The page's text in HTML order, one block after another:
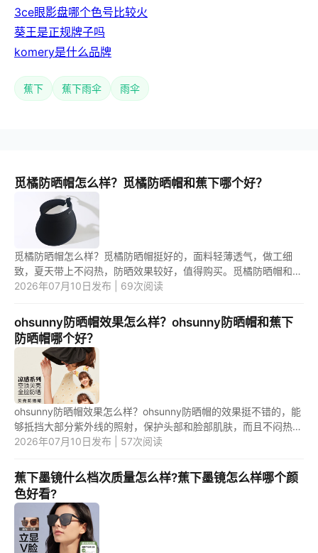
3ce眼影盘哪个色号比较火
葵王是正规牌子吗
komery是什么品牌
蕉下 蕉下雨伞 雨伞
觅橘防晒帽怎么样？觅橘防晒帽和蕉下哪个好？
觅橘防晒帽怎么样？觅橘防晒帽挺好的，面料轻薄透气，做工细
致，夏天带上不闷热，防晒效果较好，值得购买。觅橘防晒帽和蕉
下哪个好？相比较来说，可能蕉下防晒帽好一点，蕉下是专业做防
2026年07月10日发布 | 69次阅读
ohsunny防晒帽效果怎么样？ohsunny防晒帽和蕉下
防晒帽哪个好？
ohsunny防晒帽效果怎么样？ohsunny防晒帽的效果挺不错的，能
够抵挡大部分紫外线的照射，保护头部和脸部肌肤，而且不闷热，
舒适度较高。ohsunny防晒帽和蕉下防晒帽哪个好？ohsunny防晒
2026年07月10日发布 | 57次阅读
蕉下墨镜什么档次质量怎么样?蕉下墨镜怎么样哪个颜
色好看?